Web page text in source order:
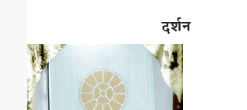
दर्शन